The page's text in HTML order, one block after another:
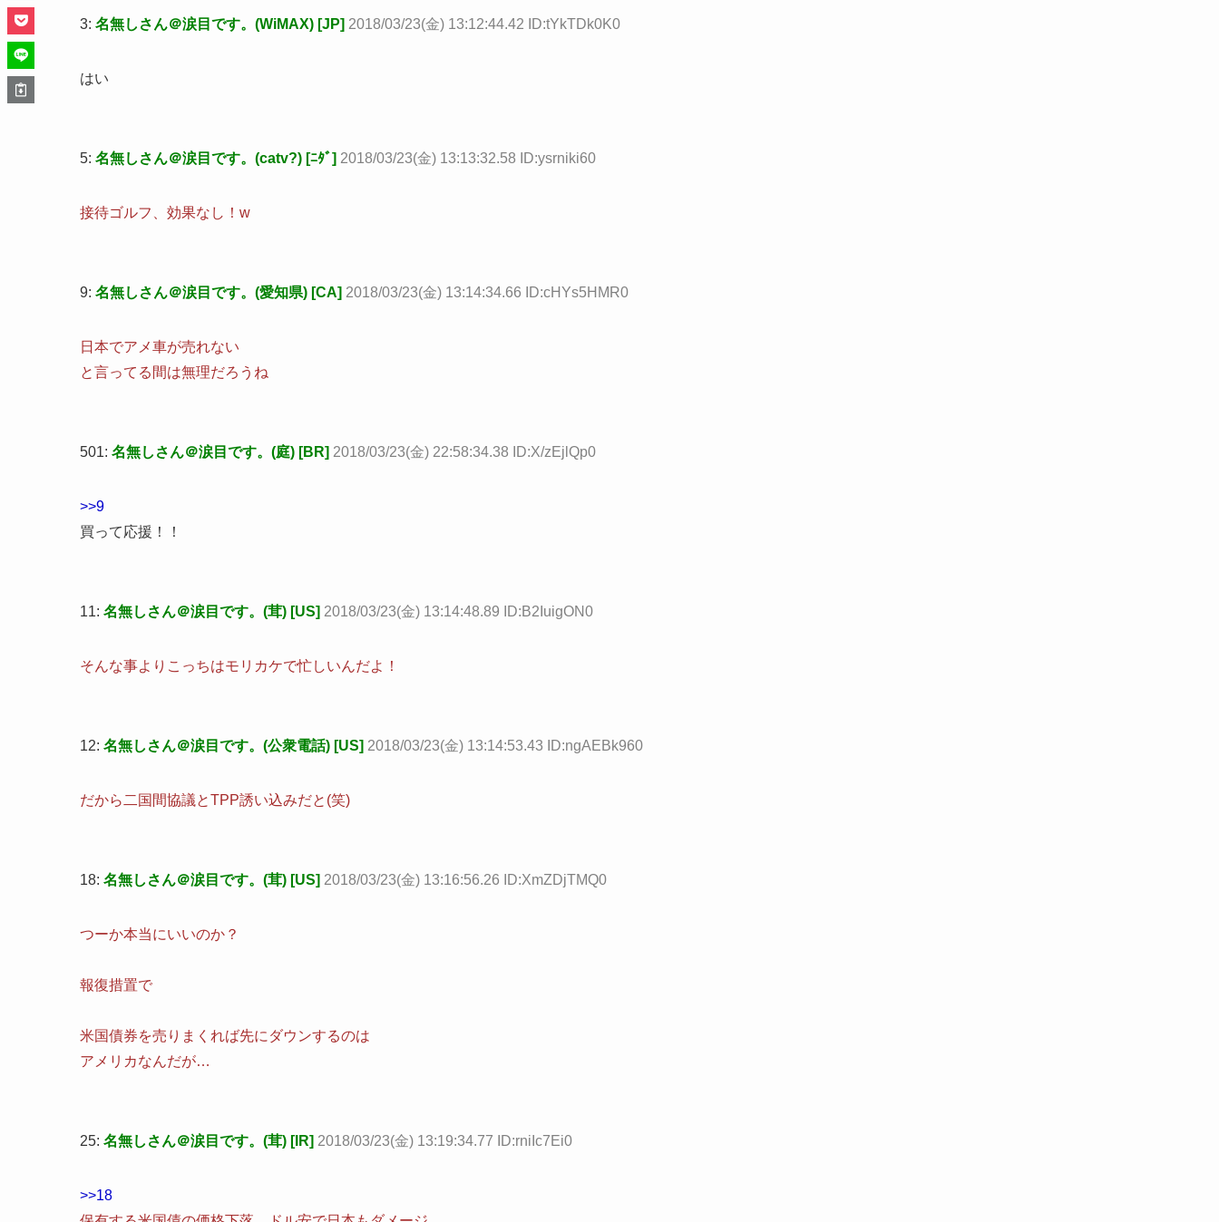
3: 名無しさん＠涙目です。(WiMAX) [JP] 2018/03/23(金) 13:12:44.42 ID:tYkTDk0K0
はい
5: 名無しさん＠涙目です。(catv?) [ﾆﾀﾞ] 2018/03/23(金) 13:13:32.58 ID:ysrniki60
接待ゴルフ、効果なし！w
9: 名無しさん＠涙目です。(愛知県) [CA] 2018/03/23(金) 13:14:34.66 ID:cHYs5HMR0
日本でアメ車が売れない
と言ってる間は無理だろうね
501: 名無しさん＠涙目です。(庭) [BR] 2018/03/23(金) 22:58:34.38 ID:X/zEjlQp0
>>9
買って応援！！
11: 名無しさん＠涙目です。(茸) [US] 2018/03/23(金) 13:14:48.89 ID:B2IuigON0
そんな事よりこっちはモリカケで忙しいんだよ！
12: 名無しさん＠涙目です。(公衆電話) [US] 2018/03/23(金) 13:14:53.43 ID:ngAEBk960
だから二国間協議とTPP誘い込みだと(笑)
18: 名無しさん＠涙目です。(茸) [US] 2018/03/23(金) 13:16:56.26 ID:XmZDjTMQ0
つーか本当にいいのか？
報復措置で
米国債券を売りまくれば先にダウンするのは
アメリカなんだが…
25: 名無しさん＠涙目です。(茸) [IR] 2018/03/23(金) 13:19:34.77 ID:rniIc7Ei0
>>18